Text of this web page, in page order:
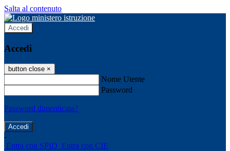
Salta al contenuto
Accedi
Accedi
button close ×
Nome Utente
Password
Password dimenticata?
-
Entra con SPID Entra con CIE